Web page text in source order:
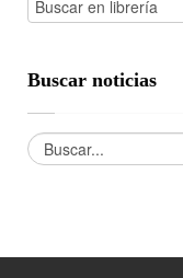
Buscar noticias